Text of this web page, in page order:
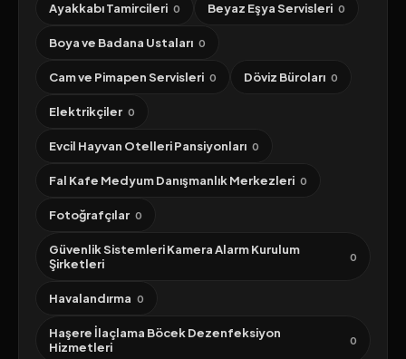
Ayakkabı Tamircileri 0 Beyaz Eşya Servisleri 0
Boya ve Badana Ustaları 0
Cam ve Pimapen Servisleri 0 Döviz Büroları 0
Elektrikçiler 0
Evcil Hayvan Otelleri Pansiyonları 0
Fal Kafe Medyum Danışmanlık Merkezleri 0
Fotoğrafçılar 0
Güvenlik Sistemleri Kamera Alarm Kurulum
Şirketleri
0
Havalandırma 0
Haşere İlaçlama Böcek Dezenfeksiyon
Hizmetleri
0